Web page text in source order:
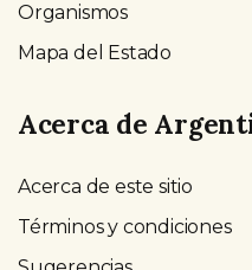
Organismos
Mapa del Estado
Acerca de
Acerca de este sitio
Términos y condiciones